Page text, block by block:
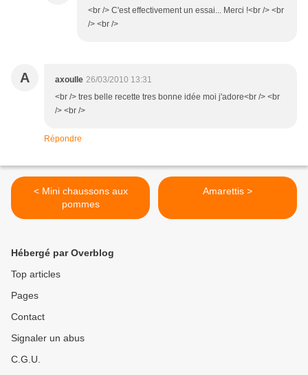
<br /> C'est effectivement un essai... Merci !<br /> <br
/> <br />
A axoulle 26/03/2010 13:31
<br /> tres belle recette tres bonne idée moi j'adore<br /> <br
/> <br />
Répondre
< Mini chaussons aux
pommes
Amarettis >
Hébergé par Overblog
Top articles
Pages
Contact
Signaler un abus
C.G.U.